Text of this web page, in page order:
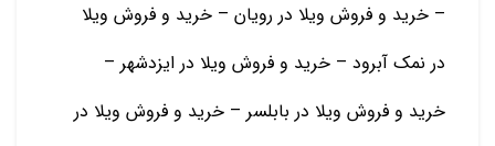
– خرید و فروش ویلا در رویان – خرید و فروش ویلا
در نمک آبرود – خرید و فروش ویلا در ایزدشهر –
خرید و فروش ویلا در بابلسر – خرید و فروش ویلا در